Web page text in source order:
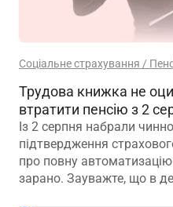
Соціальне страхування /
Трудова книжка не
втратити пенсію з 2
Із 2 серпня набрали
підтвердження
про повну
зарано. Зауважте, що в